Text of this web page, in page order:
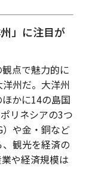
」に注目が
点で魅力的に
州だ。大洋州
かに14の島国
リネシアの3つ
や金・銅など
観光を経済の
や経済規模は